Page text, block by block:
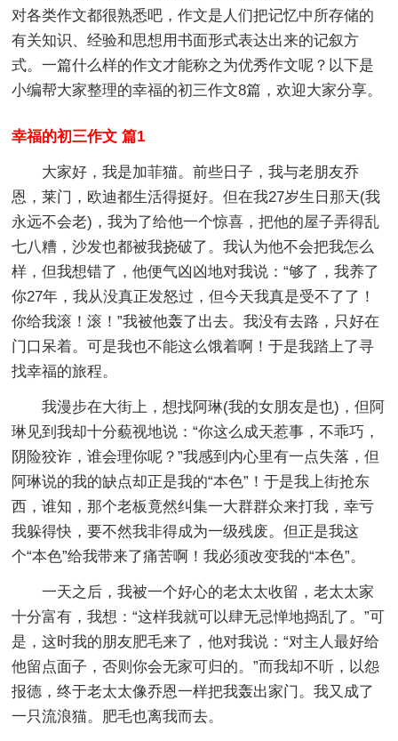
对各类作文都很熟悉吧，作文是人们把记忆中所存储的
有关知识、经验和思想用书面形式表达出来的记叙方
式。一篇什么样的作文才能称之为优秀作文呢？以下是
小编帮大家整理的幸福的初三作文8篇，欢迎大家分享。
幸福的初三作文 篇1
大家好，我是加菲猫。前些日子，我与老朋友乔
恩，莱门，欧迪都生活得挺好。但在我27岁生日那天(我
永远不会老)，我为了给他一个惊喜，把他的屋子弄得乱
七八糟，沙发也都被我挠破了。我认为他不会把我怎么
样，但我想错了，他便气凶凶地对我说：“够了，我养了
你27年，我从没真正发怒过，但今天我真是受不了了！
你给我滚！滚！”我被他轰了出去。我没有去路，只好在
门口呆着。可是我也不能这么饿着啊！于是我踏上了寻
找幸福的旅程。
我漫步在大街上，想找阿琳(我的女朋友是也)，但阿
琳见到我却十分藐视地说：“你这么成天惹事，不乖巧，
阴险狡诈，谁会理你呢？”我感到内心里有一点失落，但
阿琳说的我的缺点却正是我的“本色”！于是我上街抢东
西，谁知，那个老板竟然纠集一大群群众来打我，幸亏
我躲得快，要不然我非得成为一级残废。但正是我这
个“本色”给我带来了痛苦啊！我必须改变我的“本色”。
一天之后，我被一个好心的老太太收留，老太太家
十分富有，我想：“这样我就可以肆无忌惮地捣乱了。”可
是，这时我的朋友肥毛来了，他对我说：“对主人最好给
他留点面子，否则你会无家可归的。”而我却不听，以怨
报德，终于老太太像乔恩一样把我轰出家门。我又成了
一只流浪猫。肥毛也离我而去。